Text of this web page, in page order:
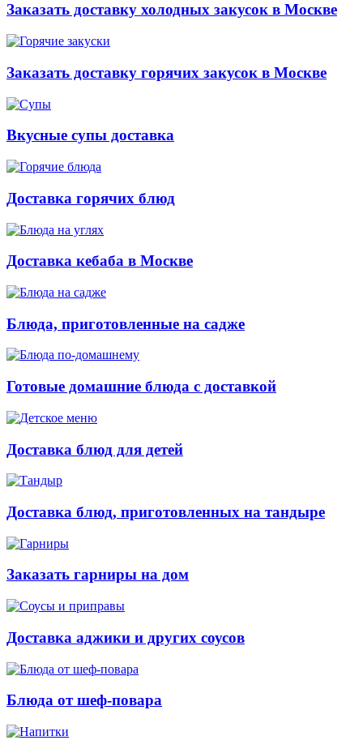
Заказать доставку холодных закусок в Москве
Заказать доставку горячих закусок в Москве
Вкусные супы доставка
Доставка горячих блюд
Доставка кебаба в Москве
Блюда, приготовленные на садже
Готовые домашние блюда с доставкой
Доставка блюд для детей
Доставка блюд, приготовленных на тандыре
Заказать гарниры на дом
Доставка аджики и других соусов
Блюда от шеф-повара